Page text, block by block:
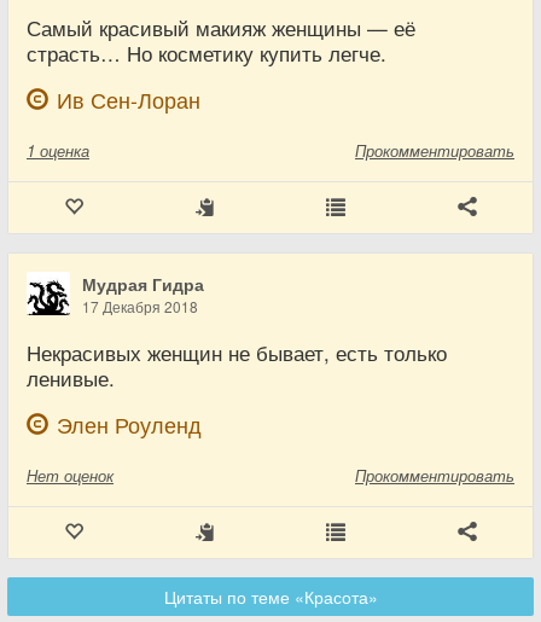
Самый красивый макияж женщины — её
страсть… Но косметику купить легче.
Ив Сен-Лоран
1 оценка Прокомментировать
Мудрая Гидра
17 Декабря 2018
Некрасивых женщин не бывает, есть только
ленивые.
Элен Роуленд
Нет оценок Прокомментировать
Цитаты по теме «Красота»